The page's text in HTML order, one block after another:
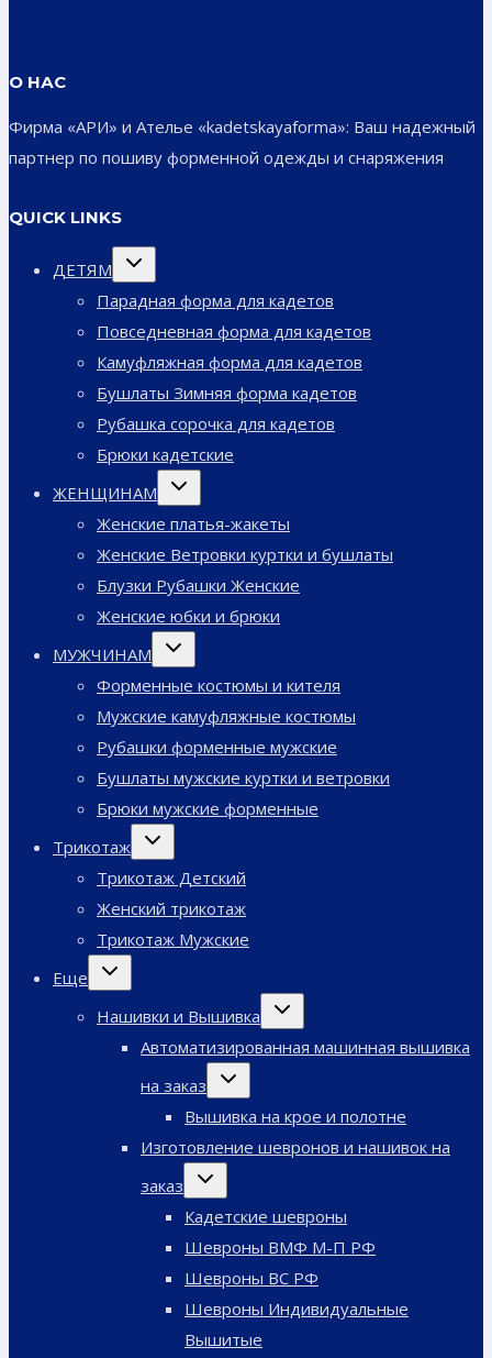
О НАС
Фирма «АРИ» и Ателье «kadetskayaforma»: Ваш надежный
партнер по пошиву форменной одежды и снаряжения
QUICK LINKS
ДЕТЯМ
Переключить
Парадная форма для кадетов
Повседневная форма для кадетов
Камуфляжная форма для кадетов
Бушлаты Зимняя форма кадетов
Рубашка сорочка для кадетов
Брюки кадетские
ЖЕНЩИНАМ
Переключить
Женские платья-жакеты
Женские Ветровки куртки и бушлаты
Блузки Рубашки Женские
Женские юбки и брюки
МУЖЧИНАМ
Переключить
Форменные костюмы и кителя
Мужские камуфляжные костюмы
Рубашки форменные мужские
Бушлаты мужские куртки и ветровки
Брюки мужские форменные
Трикотаж
Переключить
Трикотаж Детский
Женский трикотаж
Трикотаж Мужские
Еще
Переключить
Нашивки и Вышивка
Переключить
Автоматизированная машинная вышивка
на заказ
Переключить
Вышивка на крое и полотне
Изготовление шевронов и нашивок на
заказ
Переключить
Кадетские шевроны
Шевроны ВМФ М-П РФ
Шевроны ВС РФ
Шевроны Индивидуальные
Вышитые